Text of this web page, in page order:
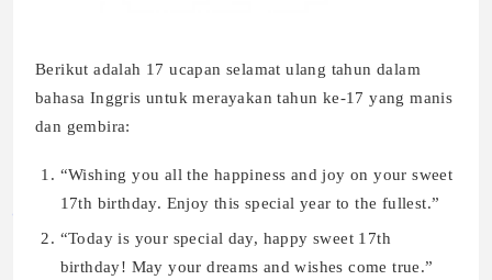
Berikut adalah 17 ucapan selamat ulang tahun dalam
bahasa Inggris untuk merayakan tahun ke-17 yang manis
dan gembira:
“Wishing you all the happiness and joy on your sweet
17th birthday. Enjoy this special year to the fullest.”
“Today is your special day, happy sweet 17th
birthday! May your dreams and wishes come true.”